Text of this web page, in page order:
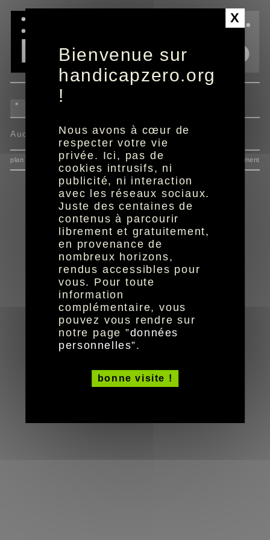
Aucun programme disponible
plan du site données personnelles consentement
© HandiCaPZéro -réalisation aYaline
X
Bienvenue sur
handicapzero.org
!
Nous avons à cœur de
respecter votre vie
privée. Ici, pas de
cookies intrusifs, ni
publicité, ni interaction
avec les réseaux sociaux.
Juste des centaines de
contenus à parcourir
librement et gratuitement,
en provenance de
nombreux horizons,
rendus accessibles pour
vous. Pour toute
information
complémentaire, vous
pouvez vous rendre sur
notre page ”données
personnelles”.
bonne visite !